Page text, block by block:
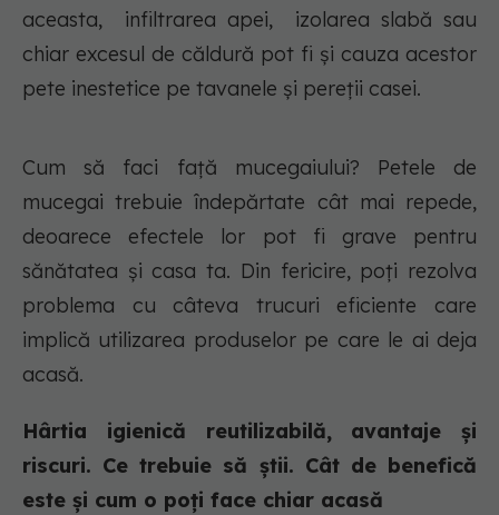
aceasta, infiltrarea apei, izolarea slabă sau
chiar excesul de căldură pot fi și cauza acestor
pete inestetice pe tavanele și pereții casei.
Cum să faci față mucegaiului? Petele de
mucegai trebuie îndepărtate cât mai repede,
deoarece efectele lor pot fi grave pentru
sănătatea și casa ta. Din fericire, poți rezolva
problema cu câteva trucuri eficiente care
implică utilizarea produselor pe care le ai deja
acasă.
Hârtia igienică reutilizabilă, avantaje și
riscuri. Ce trebuie să știi. Cât de benefică
este și cum o poți face chiar acasă